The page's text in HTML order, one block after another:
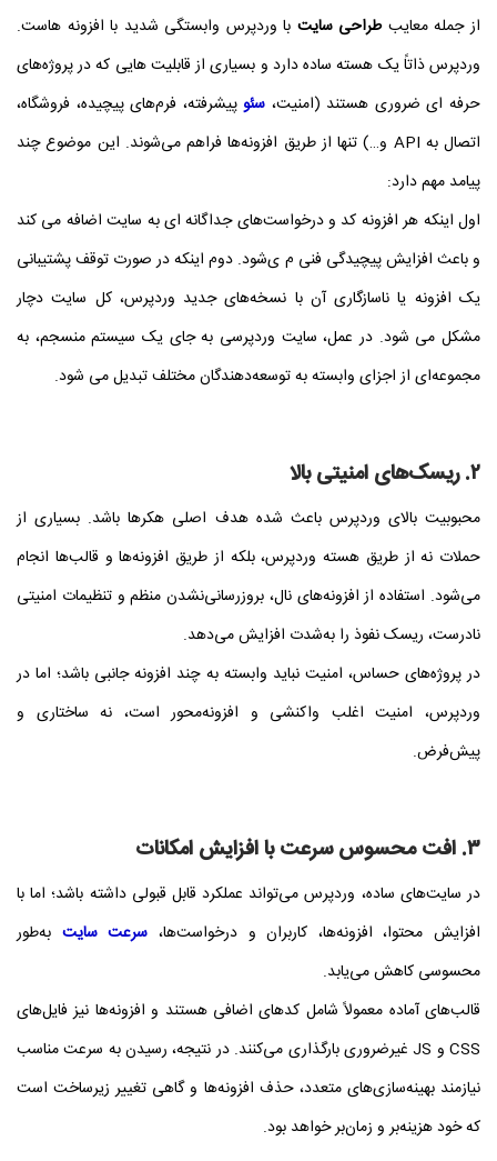
از جمله معایبطراحی سایت با وردپرس وابستگی شدید با افزونه هاست.
وردپرس ذاتاً یک هسته ساده دارد و بسیاری از قابلیت‌ هایی که در پروژه‌های
حرفه‌ ای ضروری هستند (امنیت، سئوپیشرفته، فرم‌های پیچیده، فروشگاه،
اتصال به API و…) تنها از طریق افزونه‌ها فراهم می‌شوند. این موضوع چند
پیامد مهم دارد:
اول اینکه هر افزونه کد و درخواست‌های جداگانه‌ ای به سایت اضافه می‌ کند
و باعث افزایش پیچیدگی فنی م ی‌شود. دوم اینکه در صورت توقف پشتیبانی
یک افزونه یا ناسازگاری آن با نسخه‌های جدید وردپرس، کل سایت دچار
مشکل می‌ شود. در عمل، سایت وردپرسی به جای یک سیستم منسجم، به
مجموعه‌ای از اجزای وابسته به توسعه‌دهندگان مختلف تبدیل می‌ شود.
۲. ریسک‌های امنیتی بالا
محبوبیت بالای وردپرس باعث شده هدف اصلی هکرها باشد. بسیاری از
حملات نه از طریق هسته وردپرس، بلکه از طریق افزونه‌ها و قالب‌ها انجام
می‌شود. استفاده از افزونه‌های نال، بروزرسانی‌نشدن منظم و تنظیمات امنیتی
نادرست، ریسک نفوذ را به‌شدت افزایش می‌دهد.
در پروژه‌های حساس، امنیت نباید وابسته به چند افزونه جانبی باشد؛ اما در
وردپرس، امنیت اغلب واکنشی و افزونه‌محور است، نه ساختاری و
پیش‌فرض.
۳. افت محسوس سرعت با افزایش امکانات
در سایت‌های ساده، وردپرس می‌تواند عملکرد قابل قبولی داشته باشد؛ اما با
افزایش محتوا، افزونه‌ها، کاربران و درخواست‌ها، سرعت سایت به‌طور
محسوسی کاهش می‌یابد.
قالب‌های آماده معمولاً شامل کدهای اضافی هستند و افزونه‌ها نیز فایل‌های
CSS و JS غیرضروری بارگذاری می‌کنند. در نتیجه، رسیدن به سرعت مناسب
نیازمند بهینه‌سازی‌های متعدد، حذف افزونه‌ها و گاهی تغییر زیرساخت است
که خود هزینه‌بر و زمان‌بر خواهد بود.